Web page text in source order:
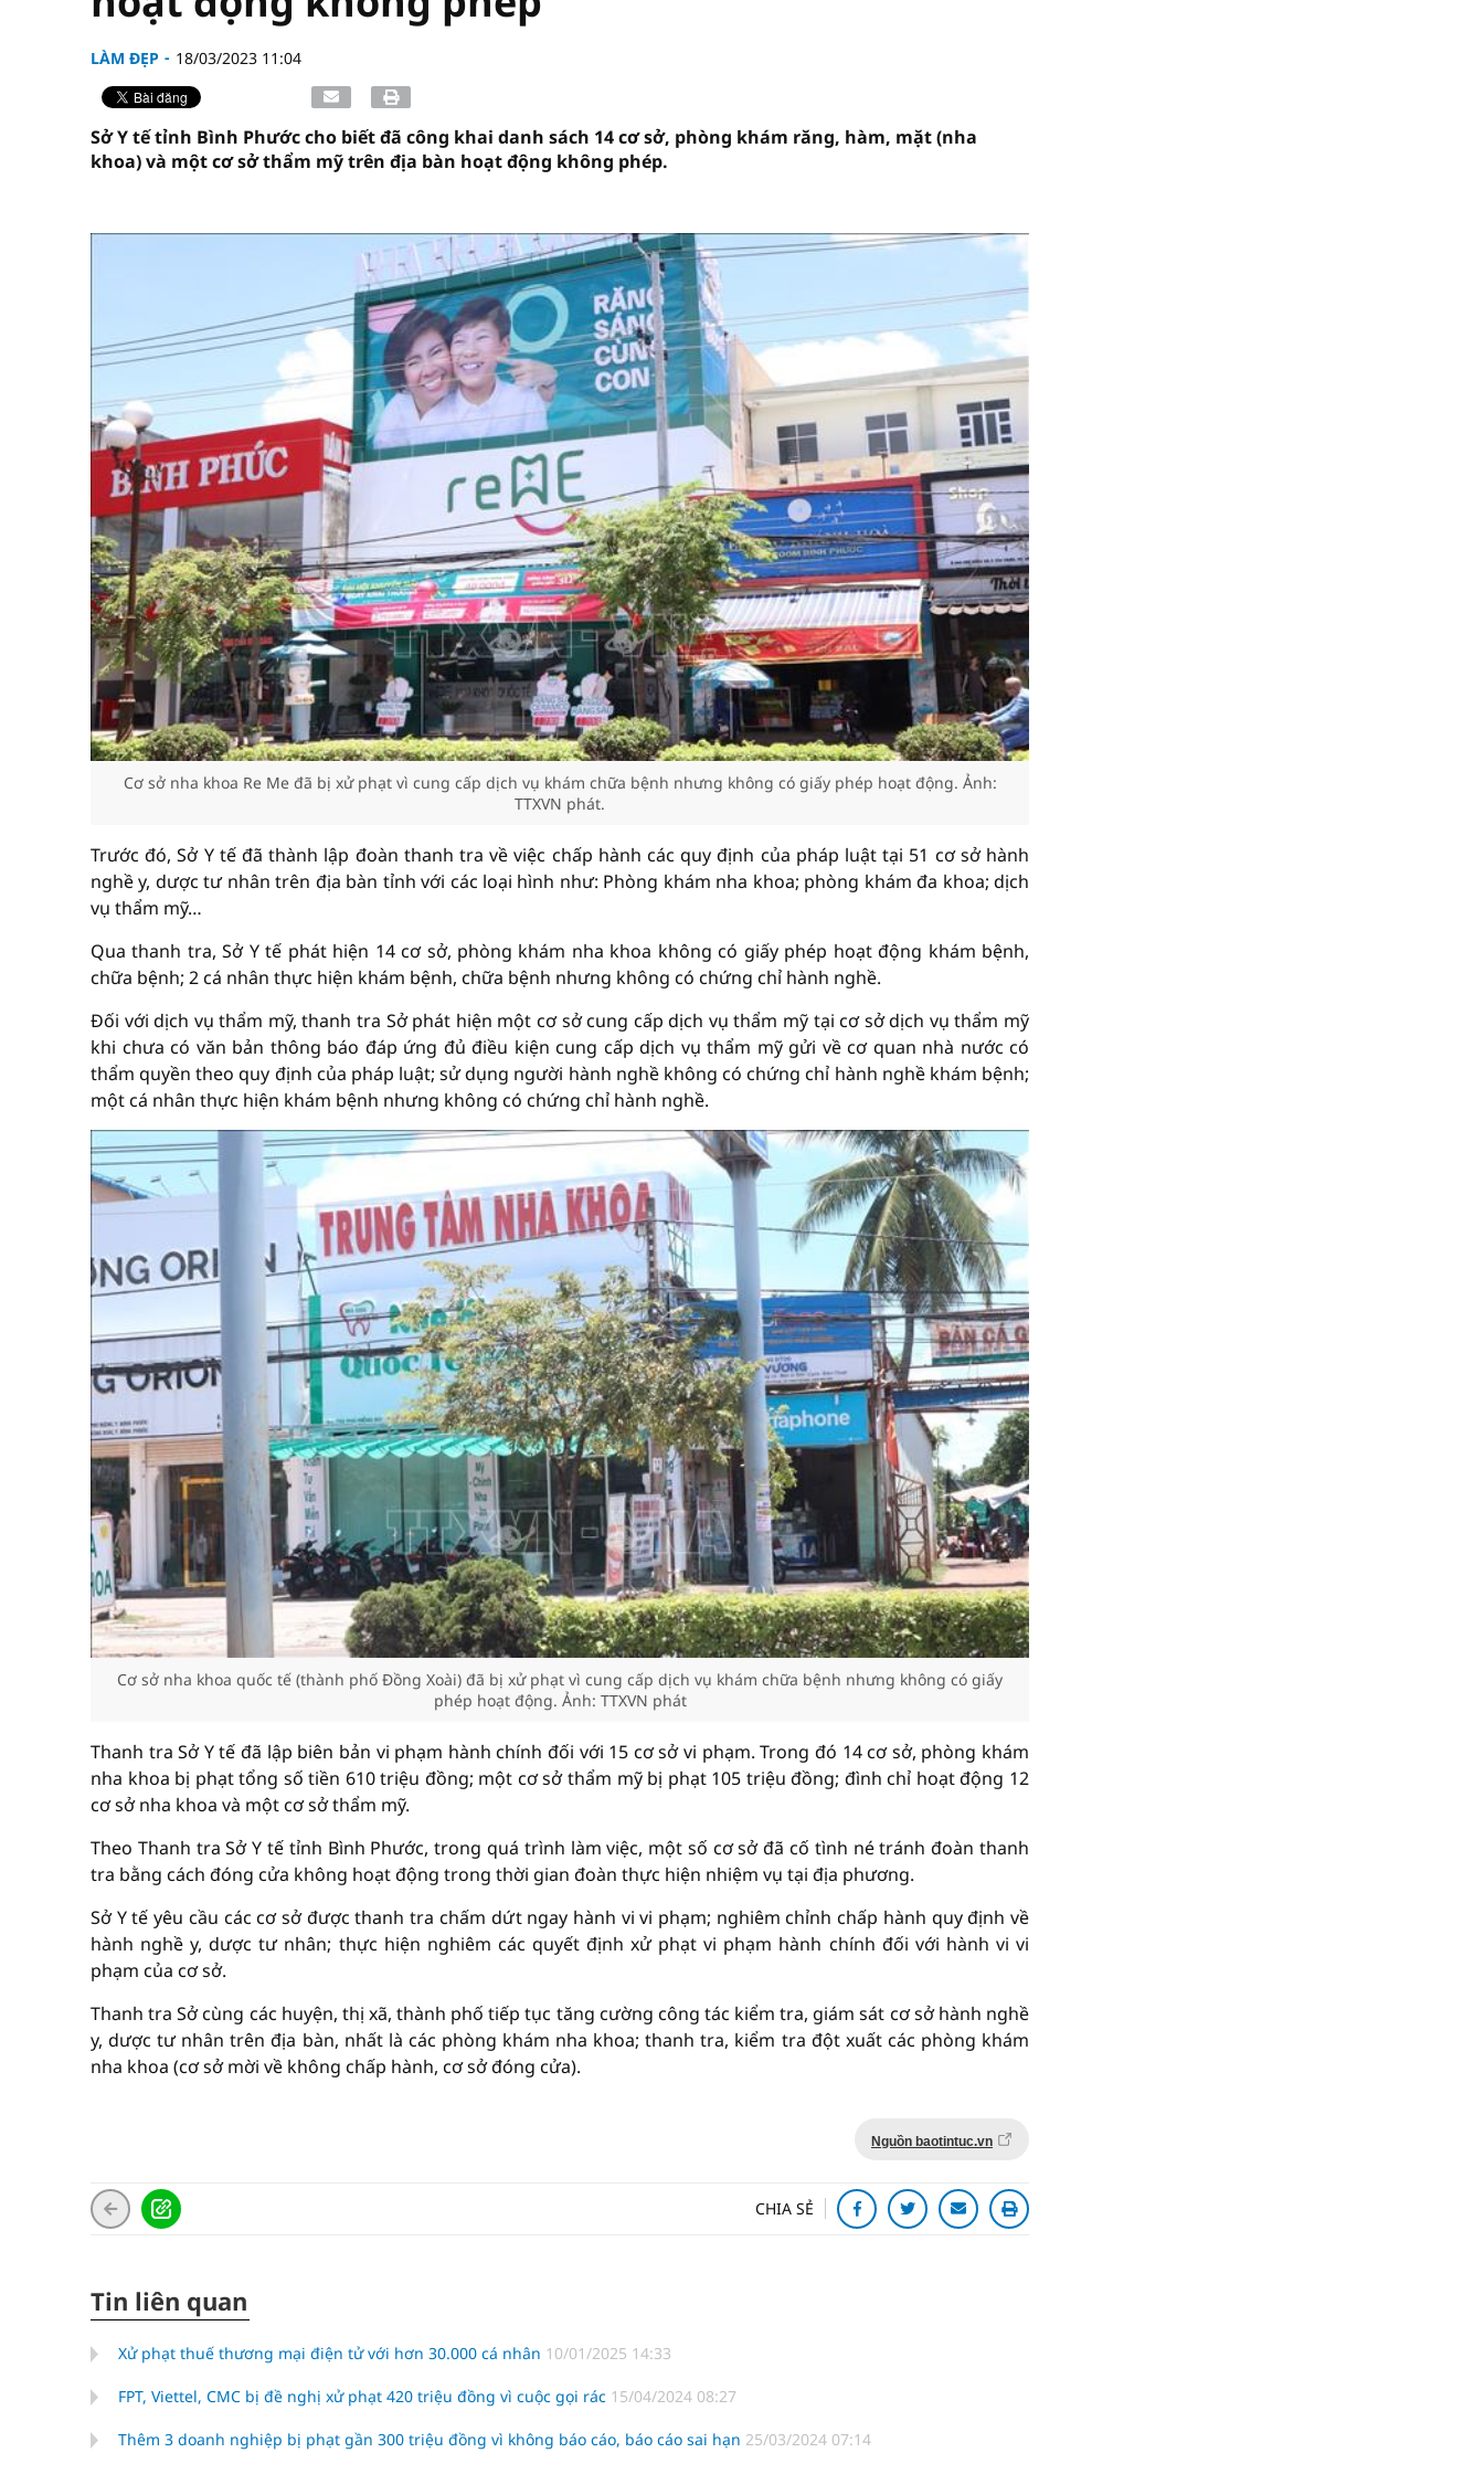
LÀM ĐẸP 18/03/2023 11:04
Sở Y tế tỉnh Bình Phước cho biết đã công khai danh sách 14 cơ sở, phòng khám răng, hàm, mặt (nha
khoa) và một cơ sở thẩm mỹ trên địa bàn hoạt động không phép.
Cơ sở nha khoa Re Me đã bị xử phạt vì cung cấp dịch vụ khám chữa bệnh nhưng không có giấy phép hoạt động. Ảnh:
TTXVN phát.
Trước đó, Sở Y tế đã thành lập đoàn thanh tra về việc chấp hành các quy định của pháp luật tại 51 cơ sở hành
nghề y, dược tư nhân trên địa bàn tỉnh với các loại hình như: Phòng khám nha khoa; phòng khám đa khoa; dịch
vụ thẩm mỹ…
Qua thanh tra, Sở Y tế phát hiện 14 cơ sở, phòng khám nha khoa không có giấy phép hoạt động khám bệnh,
chữa bệnh; 2 cá nhân thực hiện khám bệnh, chữa bệnh nhưng không có chứng chỉ hành nghề.
Đối với dịch vụ thẩm mỹ, thanh tra Sở phát hiện một cơ sở cung cấp dịch vụ thẩm mỹ tại cơ sở dịch vụ thẩm mỹ
khi chưa có văn bản thông báo đáp ứng đủ điều kiện cung cấp dịch vụ thẩm mỹ gửi về cơ quan nhà nước có
thẩm quyền theo quy định của pháp luật; sử dụng người hành nghề không có chứng chỉ hành nghề khám bệnh;
một cá nhân thực hiện khám bệnh nhưng không có chứng chỉ hành nghề.
Cơ sở nha khoa quốc tế (thành phố Đồng Xoài) đã bị xử phạt vì cung cấp dịch vụ khám chữa bệnh nhưng không có giấy
phép hoạt động. Ảnh: TTXVN phát
Thanh tra Sở Y tế đã lập biên bản vi phạm hành chính đối với 15 cơ sở vi phạm. Trong đó 14 cơ sở, phòng khám
nha khoa bị phạt tổng số tiền 610 triệu đồng; một cơ sở thẩm mỹ bị phạt 105 triệu đồng; đình chỉ hoạt động 12
cơ sở nha khoa và một cơ sở thẩm mỹ.
Theo Thanh tra Sở Y tế tỉnh Bình Phước, trong quá trình làm việc, một số cơ sở đã cố tình né tránh đoàn thanh
tra bằng cách đóng cửa không hoạt động trong thời gian đoàn thực hiện nhiệm vụ tại địa phương.
Sở Y tế yêu cầu các cơ sở được thanh tra chấm dứt ngay hành vi vi phạm; nghiêm chỉnh chấp hành quy định về
hành nghề y, dược tư nhân; thực hiện nghiêm các quyết định xử phạt vi phạm hành chính đối với hành vi vi
phạm của cơ sở.
Thanh tra Sở cùng các huyện, thị xã, thành phố tiếp tục tăng cường công tác kiểm tra, giám sát cơ sở hành nghề
y, dược tư nhân trên địa bàn, nhất là các phòng khám nha khoa; thanh tra, kiểm tra đột xuất các phòng khám
nha khoa (cơ sở mời về không chấp hành, cơ sở đóng cửa).
Nguồn baotintuc.vn
CHIA SẺ
Tin liên quan
Xử phạt thuế thương mại điện tử với hơn 30.000 cá nhân 10/01/2025 14:33
FPT, Viettel, CMC bị đề nghị xử phạt 420 triệu đồng vì cuộc gọi rác 15/04/2024 08:27
Thêm 3 doanh nghiệp bị phạt gần 300 triệu đồng vì không báo cáo, báo cáo sai hạn 25/03/2024 07:14